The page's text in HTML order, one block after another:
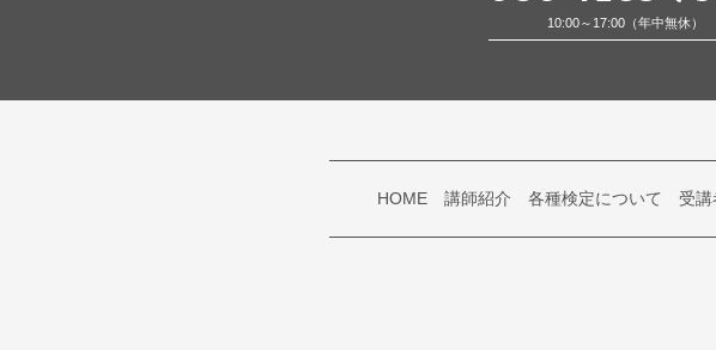
10:00～17:00（年中無休）
HOME 講師紹介 各種検定について 受講